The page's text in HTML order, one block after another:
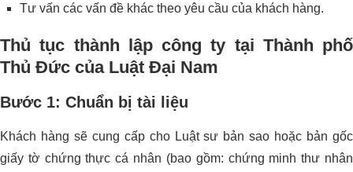
Tư vấn các vấn đề khác theo yêu cầu của khách hàng.
Thủ tục thành lập công ty tại Thành phố
Thủ Đức của Luật Đại Nam
Bước 1: Chuẩn bị tài liệu
Khách hàng sẽ cung cấp cho Luật sư bản sao hoặc bản gốc
giấy tờ chứng thực cá nhân (bao gồm: chứng minh thư nhân